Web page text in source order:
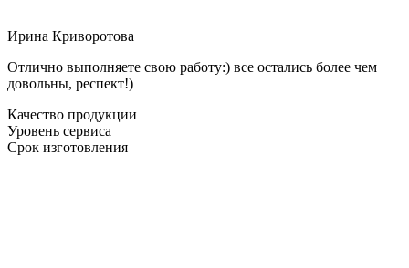
Ирина Криворотова
Отлично выполняете свою работу:) все остались более чем
довольны, респект!)
Качество продукции
Уровень сервиса
Срок изготовления